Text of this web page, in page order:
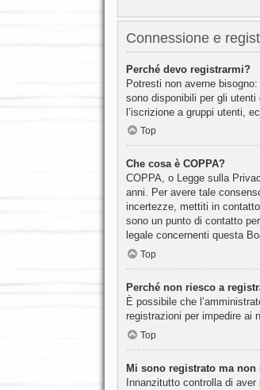
Connessione e
Perché devo registrarmi?
Potresti non averne
sono disponibili per gli utenti
l’iscrizione a gruppi utenti,
Top
Che cosa è COPPA?
COPPA, o Legge sulla
anni. Per avere tale
incertezze, mettiti in
sono un punto di contatto
legale concernenti questa
Top
Perché non riesco a
È possibile che
registrazioni per impedire ai
Top
Mi sono registrato ma
Innanzitutto controlla di